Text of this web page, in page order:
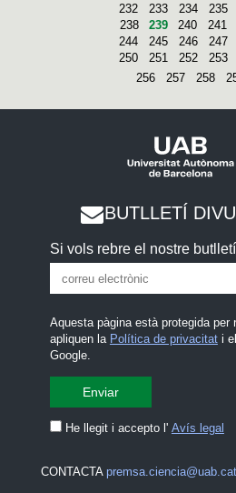
232
233 234 235
238
239 240 241
244
245 246 247
250
251 252 253
256
257 258
BUTLLETÍ
Si vols rebre el nostre
Aquesta pàgina està protegida per
apliquen la Política de privacitati
Google.
He llegit i accepto l' Avís legal
CONTACTA premsa.ciencia@uab.cat